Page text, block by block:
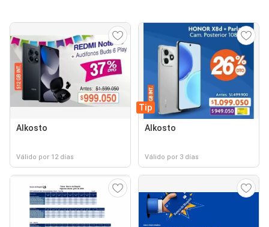
Alkosto
Válido por 12 días
Tip
Alkosto
Válido por 3 días